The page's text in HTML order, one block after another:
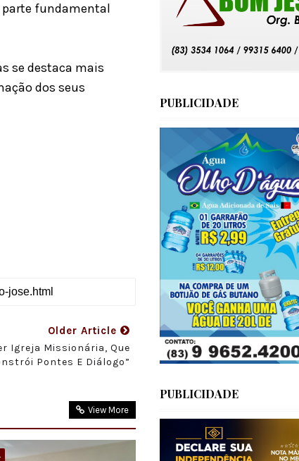
parte fundamental
se destaca mais
dos seus
Older Article
Igreja Missionária, Que
Pontes E Diálogo”
View More
PUBLICIDADE
PUBLICIDADE